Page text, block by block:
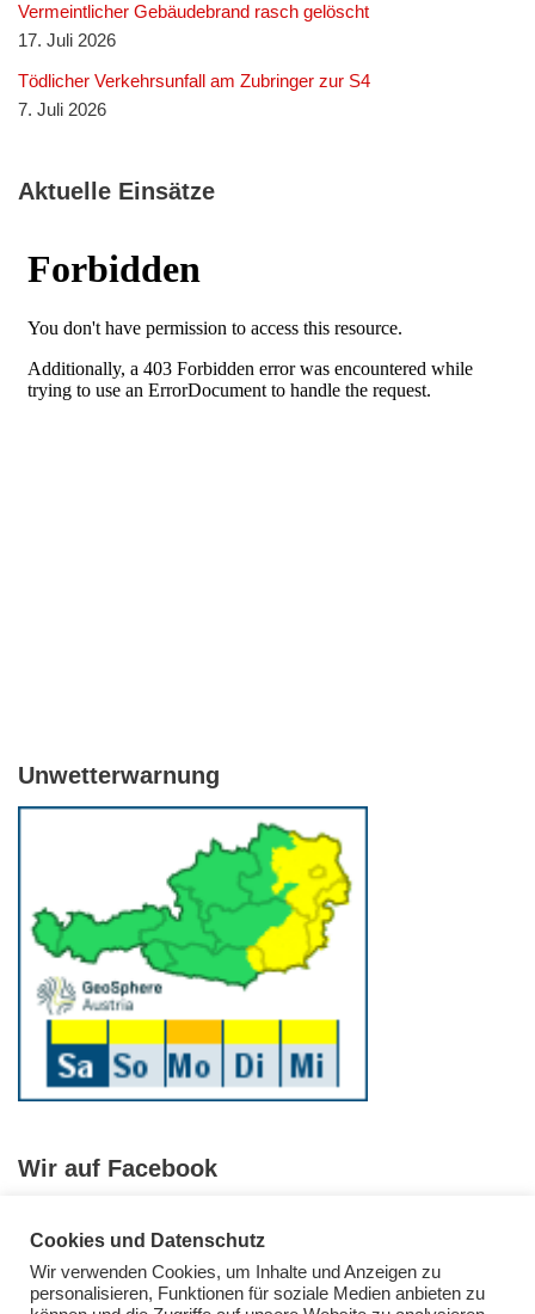
Vermeintlicher Gebäudebrand rasch gelöscht
17. Juli 2026
Tödlicher Verkehrsunfall am Zubringer zur S4
7. Juli 2026
Aktuelle Einsätze
Unwetterwarnung
Wir auf Facebook
Cookies und Datenschutz
Wir verwenden Cookies, um Inhalte und Anzeigen zu
personalisieren, Funktionen für soziale Medien anbieten zu